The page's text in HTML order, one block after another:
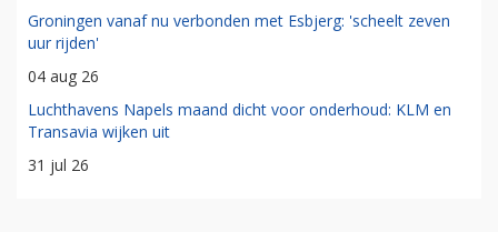
Groningen vanaf nu verbonden met Esbjerg: 'scheelt zeven
uur rijden'
04 aug 26
Luchthavens Napels maand dicht voor onderhoud: KLM en
Transavia wijken uit
31 jul 26